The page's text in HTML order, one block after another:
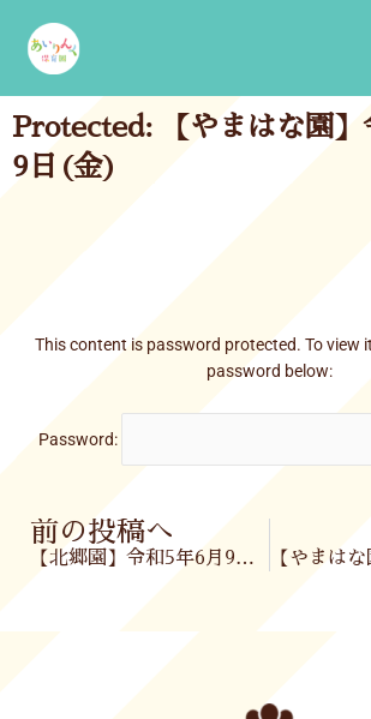
content
Protected: 【やまはな園】
9日(金)
This content is password protected. To view
password below:
Password:
Prev
前の投稿へ
【北郷園】令和5年6月9日(金)